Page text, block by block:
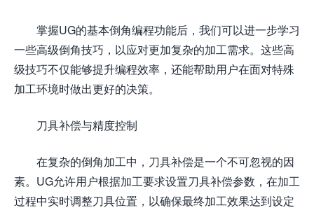
掌握UG的基本倒角编程功能后，我们可以进一步学习
一些高级倒角技巧，以应对更加复杂的加工需求。这些高
级技巧不仅能够提升编程效率，还能帮助用户在面对特殊
加工环境时做出更好的决策。
刀具补偿与精度控制
在复杂的倒角加工中，刀具补偿是一个不可忽视的因
素。UG允许用户根据加工要求设置刀具补偿参数，在加工
过程中实时调整刀具位置，以确保最终加工效果达到设定